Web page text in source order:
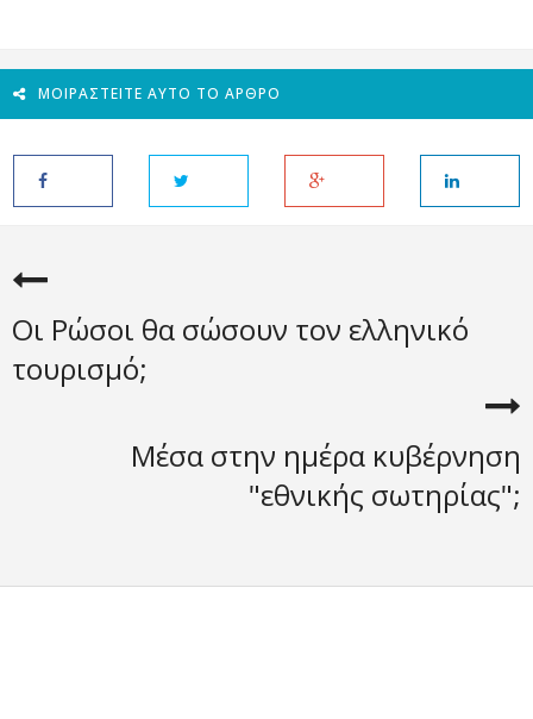
ΜΟΙΡΑΣΤΕΊΤΕ ΑΥΤΌ ΤΟ ΆΡΘΡΟ
Οι Ρώσοι θα σώσουν τον ελληνικό
τουρισμό;
Μέσα στην ημέρα κυβέρνηση
"εθνικής σωτηρίας";